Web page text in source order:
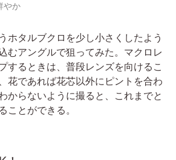
やか
ホタルブクロを少し小さくしたよう
むアングルで狙ってみた。マクロレ
するときは、普段レンズを向けるこ
花であれば花芯以外にピントを合わ
からないように撮ると、これまでと
ことができる。